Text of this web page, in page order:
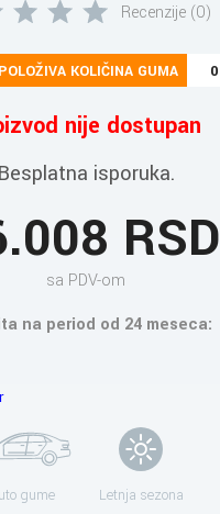
Recenzije (0)
KOLIČINA GUMA 0
nije dostupan
Besplatna isporuka.
RSD
sa PDV-om
na period od 24 meseca:
gume Letnja sezona